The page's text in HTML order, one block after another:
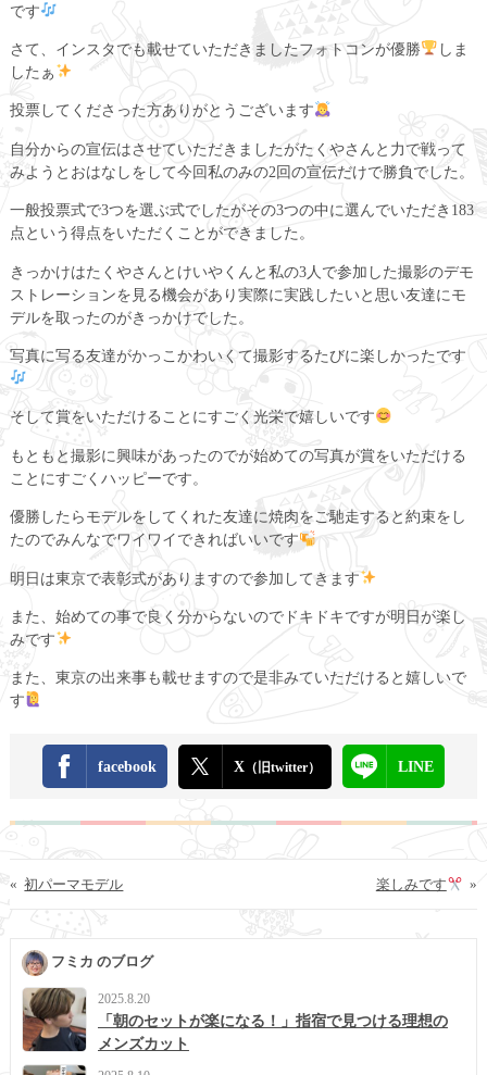
です
さて、インスタでも載せていただきましたフォトコンが優勝
しま
したぁ
投票してくださった方ありがとうございます
自分からの宣伝はさせていただきましたがたくやさんと力で戦って
みようとおはなしをして今回私のみの2回の宣伝だけで勝負でした。
一般投票式で3つを選ぶ式でしたがその3つの中に選んでいただき183
点という得点をいただくことができました。
きっかけはたくやさんとけいやくんと私の3人で参加した撮影のデモ
ストレーションを見る機会があり実際に実践したいと思い友達にモ
デルを取ったのがきっかけでした。
写真に写る友達がかっこかわいくて撮影するたびに楽しかったです
そして賞をいただけることにすごく光栄で嬉しいです
もともと撮影に興味があったのでが始めての写真が賞をいただける
ことにすごくハッピーです。
優勝したらモデルをしてくれた友達に焼肉をご馳走すると約束をし
たのでみんなでワイワイできればいいです
明日は東京で表彰式がありますので参加してきます
また、始めての事で良く分からないのでドキドキですが明日が楽し
みです
また、東京の出来事も載せますので是非みていただけると嬉しいで
す
facebook X（旧twitter） LINE
« 初パーマモデル »
楽しみです
フミカ のブログ
2025.8.20
「朝のセットが楽になる！」指宿で見つける理想の
メンズカット